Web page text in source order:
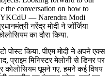
the conversation on how to
— Narendra Modi
नरेंद्र मोदी ने जॉर्जिया
का दौरा किया.
पोस्ट किया. पीएम मोदी ने अपने एक्स
प्राइम मिनिस्टर मेलोनी से डिनर पर
कोलोसियम घूमने गए. हमने कई विषय